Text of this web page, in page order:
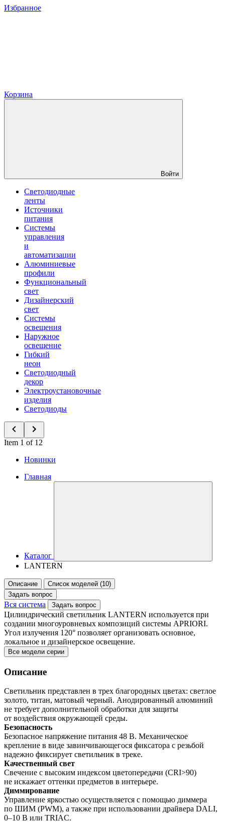
Избранное
Корзина
Войти
Светодиодные
ленты
Источники
питания
Системы
управления
и
автоматизации
Алюминиевые
профили
Функциональный
свет
Дизайнерский
свет
Системы
освещения
Наружное
освещение
Гибкий
неон
Светодиодный
декор
Электроустановочные
изделия
Светодиоды
Item 1 of 12
Новинки
Главная
Каталог
LANTERN
Описание
Список моделей (10)
Задать вопрос
Вся система Задать вопрос
Цилиндрический светильник LANTERN используется при
создании многоуровневых композиций системы APRIORI.
Угол излучения 120° позволяет организовать основное,
локальное и дизайнерское освещение.
Все модели серии
Описание
Светильник представлен в трех благородных цветах: светлое
золото, титан, матовый черный. Анодированный алюминий
не требует дополнительной обработки для защиты
от воздействия окружающей среды.
Безопасность
Безопасное напряжение питания 48 В. Механическое
крепление в виде завинчивающегося фиксатора с резьбой
надежно фиксирует светильник в треке.
Качественный свет
Свечение с высоким индексом цветопередачи (CRI>90)
не искажает оттенки предметов в интерьере.
Диммирование
Управление яркостью осуществляется с помощью диммера
по ШИМ (PWM), а также при использовании драйвера DALI,
0–10 В или TRIAC.